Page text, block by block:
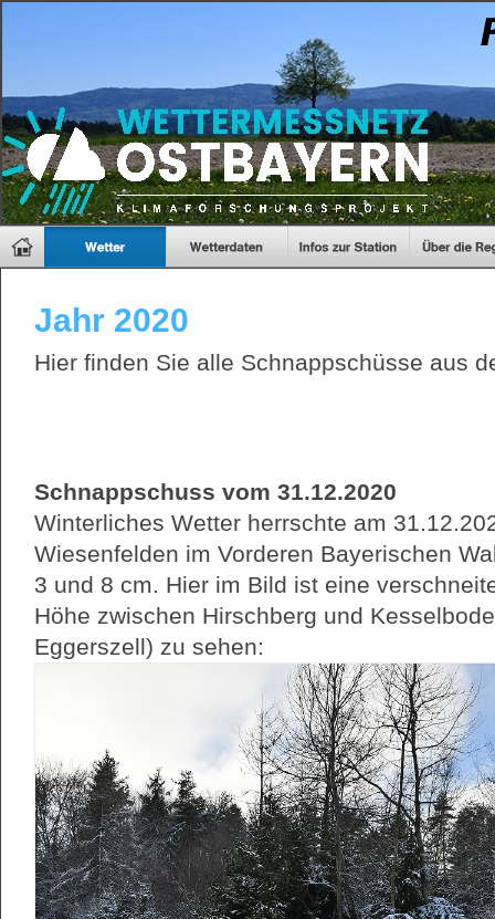
Jahr 2020
Hier finden Sie alle Schnappschüsse aus
Schnappschuss vom 31.12.2020
Winterliches Wetter herrschte am
Wiesenfelden im Vorderen Bayerischen
3 und 8 cm. Hier im Bild ist eine
Höhe zwischen Hirschberg und
Eggerszell) zu sehen: